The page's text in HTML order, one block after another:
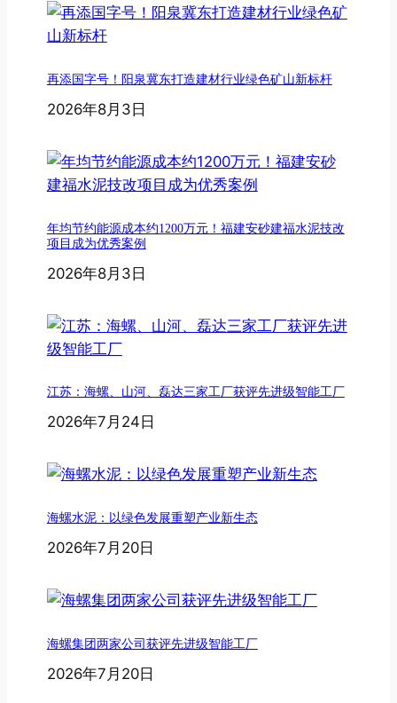
再添国字号！阳泉冀东打造建材行业绿色矿山新标杆
2026年8月3日
年均节约能源成本约1200万元！福建安砂建福水泥技改
项目成为优秀案例
2026年8月3日
江苏：海螺、山河、磊达三家工厂获评先进级智能工厂
2026年7月24日
海螺水泥：以绿色发展重塑产业新生态
2026年7月20日
海螺集团两家公司获评先进级智能工厂
2026年7月20日